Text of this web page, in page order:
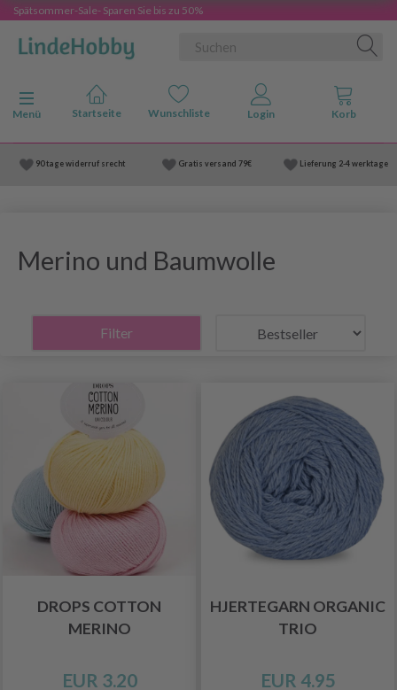
Spätsommer-Sale- Sparen Sie bis zu 50%
Anzeige ändern
Menü
90 tage widerruf srecht Gratis versand 79€ Lieferung 2-4 werktage
Merino und Baumwolle
Filter
DROPS COTTON
MERINO
EUR 3.20
HJERTEGARN ORGANIC
TRIO
EUR 4.95